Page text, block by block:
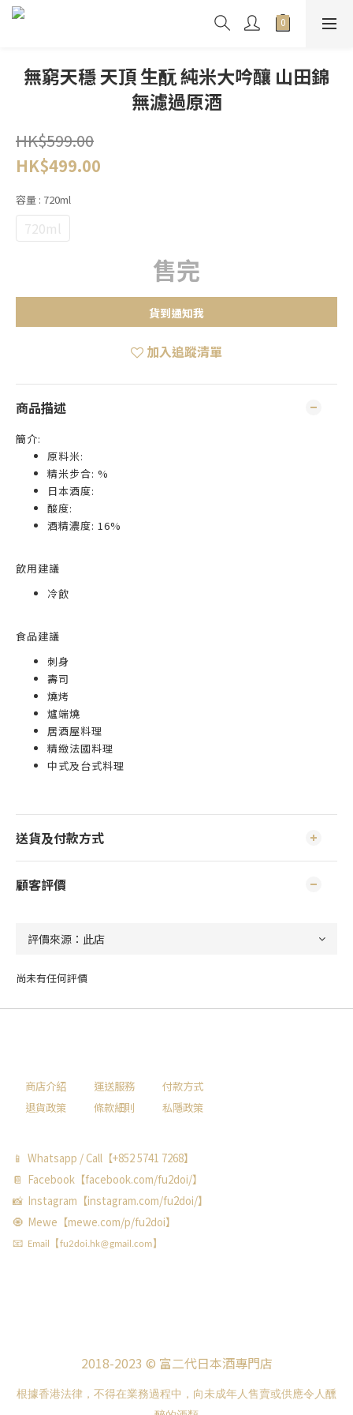
無窮天穩 天頂 生酛 純米大吟釀 山田錦
無濾過原酒
HK$599.00
HK$499.00
容量 : 720ml
720ml
售完
貨到通知我
加入追蹤清單
商品描述
簡介:
原料米:
精米步合: %
日本酒度:
酸度:
酒精濃度: 16%
飲用建議
冷飲
食品建議
刺身
壽司
燒烤
爐端燒
居酒屋料理
精緻法國料理
中式及台式料理
送貨及付款方式
顧客評價
尚未有任何評價
商店介紹 運送服務
付款方式
退貨政策
條款細則 私隱政策
📱 Whatsapp / Call【+852 5741 7268】
📔 Facebook【facebook.com/fu2doi/】
📸 Instagram【instagram.com/fu2doi/】
🧿 Mewe【mewe.com/p/fu2doi】
📧 Email【fu2doi.hk@gmail.com】
2018-2023 © 富二代日本酒專門店
根據香港法律，不得在業務過程中，向未成年人售賣或供應令人醺